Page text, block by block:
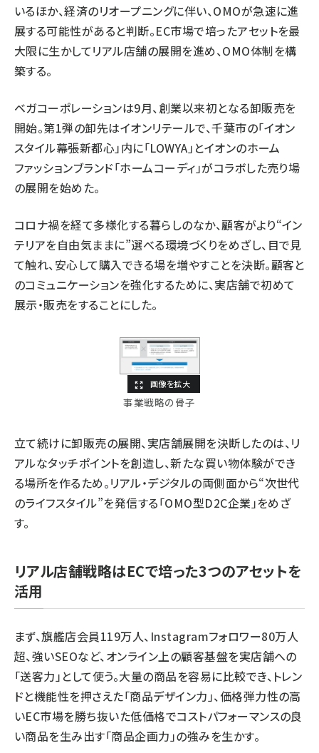
いるほか、経済のリオープニングに伴い、OMOが急速に進
展する可能性があると判断。EC市場で培ったアセットを最
大限に生かしてリアル店舗の展開を進め、OMO体制を構
築する。
ベガコーポレーションは9月、創業以来初となる卸販売を
開始。第1弾の卸先はイオンリテールで、千葉市の「イオン
スタイル幕張新都心」内に「LOWYA」とイオンのホーム
ファッションブランド「ホームコーディ」がコラボした売り場
の展開を始めた。
コロナ禍を経て多様化する暮らしのなか、顧客がより“イン
テリアを自由気ままに”選べる環境づくりをめざし、目で見
て触れ、安心して購入できる場を増やすことを決断。顧客と
のコミュニケーションを強化するために、実店舗で初めて
展示・販売をすることにした。
事業戦略の骨子
立て続けに卸販売の展開、実店舗展開を決断したのは、リ
アルなタッチポイントを創造し、新たな買い物体験ができ
る場所を作るため。リアル・デジタルの両側面から“次世代
のライフスタイル”を発信する「OMO型D2C企業」をめざ
す。
リアル店舗戦略はECで培った3つのアセットを
活用
まず、旗艦店会員119万人、Instagramフォロワー80万人
超、強いSEOなど、オンライン上の顧客基盤を実店舗への
「送客力」として使う。大量の商品を容易に比較でき、トレン
ドと機能性を押さえた「商品デザイン力」、価格弾力性の高
いEC市場を勝ち抜いた低価格でコストパフォーマンスの良
い商品を生み出す「商品企画力」の強みを生かす。